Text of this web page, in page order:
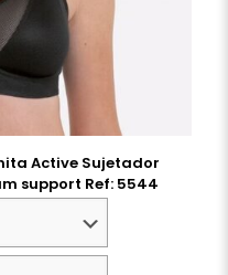
Active Sujetador
support Ref: 5544